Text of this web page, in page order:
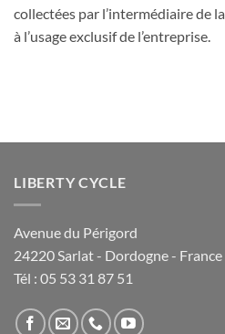
collectées par l’intermédiaire de
à l’usage exclusif de l’entreprise.
LIBERTY CYCLE
Avenue du Périgord
24220 Sarlat - Dordogne - France
Tél : 05 53 31 87 51